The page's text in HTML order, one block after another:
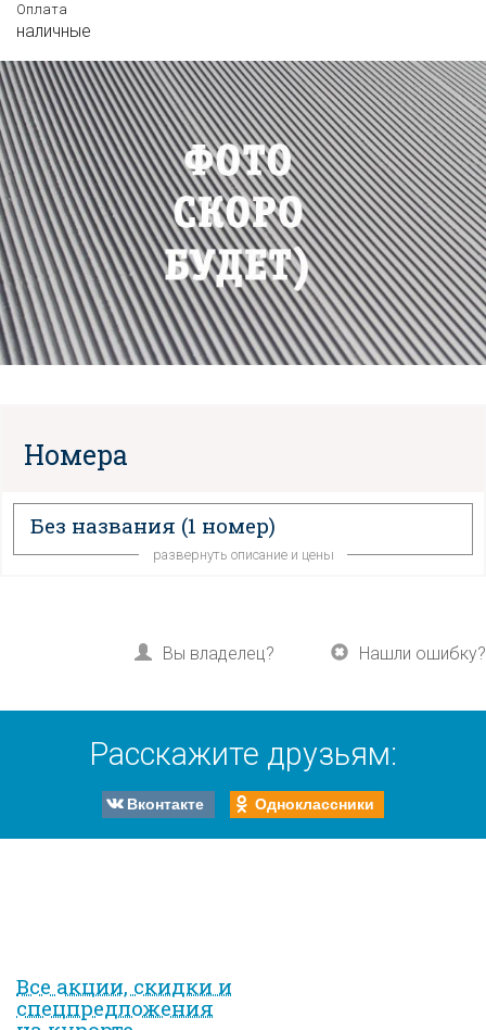
Оплата
наличные
Номера
Без названия (1 номер)
развернуть описание и цены
Вы владелец? Нашли ошибку?
Расскажите друзьям:
Вконтакте Одноклассники
Все акции, скидки и
спец­предложе­ния